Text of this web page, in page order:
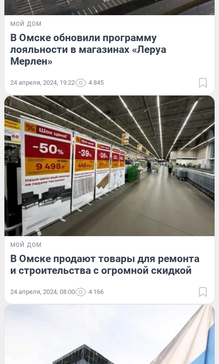
МОЙ ДОМ
В Омске обновили программу
лояльности в магазинах «Леруа
Мерлен»
24 апреля, 2024, 19:22 4 845
МОЙ ДОМ
В Омске продают товары для ремонта
и строительства с огромной скидкой
24 апреля, 2024, 08:00 4 166